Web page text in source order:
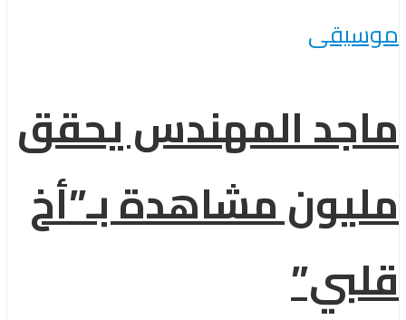
موسيقى
ماجد المهندس يحقق
مليون مشاهدة بـ”أخ
قلبي”